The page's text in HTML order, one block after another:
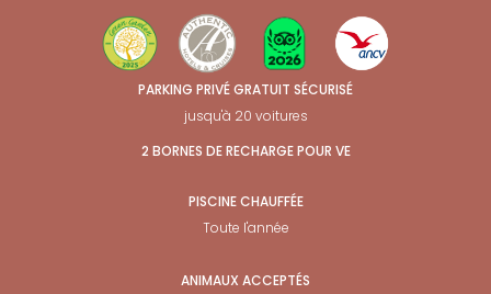
PARKING PRIVÉ GRATUIT SÉCURISÉ
jusqu'à 20 voitures
2 BORNES DE RECHARGE POUR VE
PISCINE CHAUFFÉE
Toute l'année
ANIMAUX ACCEPTÉS